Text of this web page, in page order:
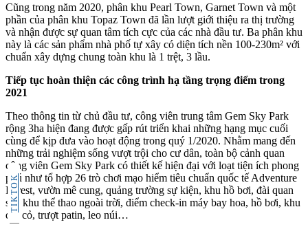
TIKTOK
Cũng trong năm 2020, phân khu Pearl Town, Garnet Town và một
phần của phân khu Topaz Town đã lần lượt giới thiệu ra thị trường
và nhận được sự quan tâm tích cực của các nhà đầu tư. Ba phân khu
này là các sản phẩm nhà phố tự xây có diện tích nền 100-230m² với
chuẩn xây dựng chung toàn khu là 1 trệt, 3 lầu.
Tiếp tục hoàn thiện các công trình hạ tầng trọng điểm trong
2021
Theo thông tin từ chủ đầu tư, công viên trung tâm Gem Sky Park
rộng 3ha hiện đang được gấp rút triển khai những hạng mục cuối
cùng để kịp đưa vào hoạt động trong quý 1/2020. Nhằm mang đến
những trải nghiệm sống vượt trội cho cư dân, toàn bộ cảnh quan
công viên Gem Sky Park có thiết kế hiện đại với loạt tiện ích phong
phú như tổ hợp 26 trò chơi mạo hiểm tiêu chuẩn quốc tế Adventure
Forest, vườn mê cung, quảng trường sự kiện, khu hồ bơi, đài quan
sát, khu thể thao ngoài trời, điểm check-in máy bay hoa, hồ bơi, khu
đồi cỏ, trượt patin, leo núi…